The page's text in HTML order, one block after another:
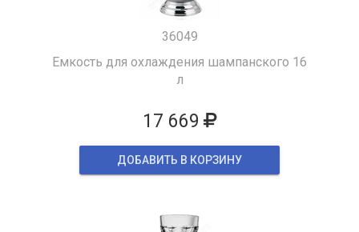
36049
Емкость для охлаждения шампанского 16
л
17 669
ДОБАВИТЬ В КОРЗИНУ